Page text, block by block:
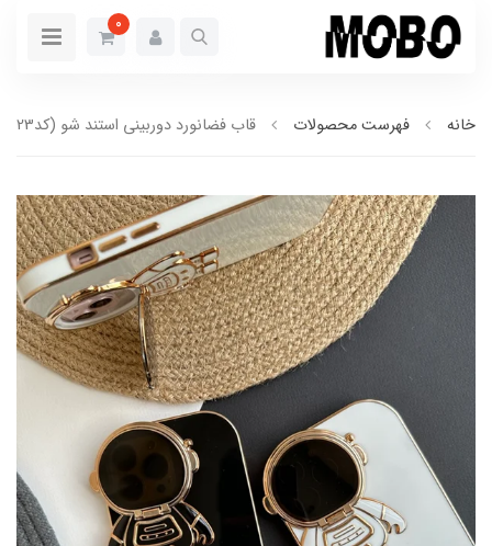
0
خانه فهرست محصولات قاب فضانورد دوربینی استند شو (کدC1223)